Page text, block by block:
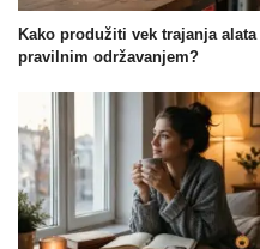
Kako produžiti vek trajanja alata
pravilnim održavanjem?